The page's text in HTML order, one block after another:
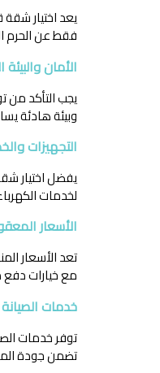
يعد اختيار
فقط عن الحرم
الأمان والبيئة
يجب التأكد من
وبيئة هادئة
التجهيزات
يفضل اختيار
لخدمات
الأسعار
تعد الأسعار
مع خيارات دفع
خدمات
توفر خدمات
تضمن جودة